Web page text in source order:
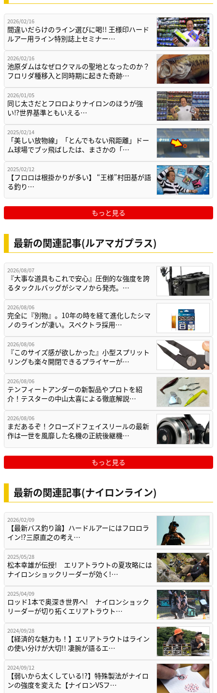
2026/02/16
間違いだらけのライン選びに喝!! 王様印ハード
ルアー用ライン特別誌上セミナー…
2026/02/16
池原ダムはなぜロクマルの聖地となったのか？
フロリダ種移入と同時期に起きた奇跡…
2026/01/05
同じ太さだとフロロよりナイロンのほうが強
い⁉世界基準ともいえる…
2025/02/14
「美しい放物線」「とんでもない飛距離」ドー
ム球場でブッ飛ばしたは、まさかの「…
2025/02/12
【フロロは根掛かりが多い】 “王様”村田基が語
る釣り…
もっと見る
最新の関連記事(ルアマガプラス)
2026/08/07
『大事な道具もこれで安心』圧倒的な強度を誇
るタックルバッグがシマノから発売。…
2026/08/06
完全に『別物』。10年の時を経て進化したシマ
ノのラインが凄い。スペクトラ採用…
2026/08/06
『このサイズ感が欲しかった』小型スプリット
リングも楽々開閉できるプライヤーが…
2026/08/06
テンフィートアンダーの新製品やプロトを紹
介！テスターの中山太喜による徹底解説…
2026/08/06
まだあるぞ！クローズドフェイスリールの最新
作は一世を風靡した名機の正統後継機…
もっと見る
最新の関連記事(ナイロンライン)
2026/02/09
【最新バス釣り論】ハードルアーにはフロロラ
イン⁉三原直之の考え…
2025/05/28
松本幸雄が伝授! エリアトラウトの夏攻略には
ナイロンショックリーダーが効く!…
2025/04/09
ロッド1本で奥深き世界へ! ナイロンショック
リーダーが切り拓くエリアトラウト…
2024/09/28
【経済的な魅力も！】エリアトラウトはライン
の使い分けが大切!! 凄腕が語るエ…
2024/09/12
【弱いから太くしている!?】特殊製法がナイロ
ンの強度を変えた【ナイロンVSフ…